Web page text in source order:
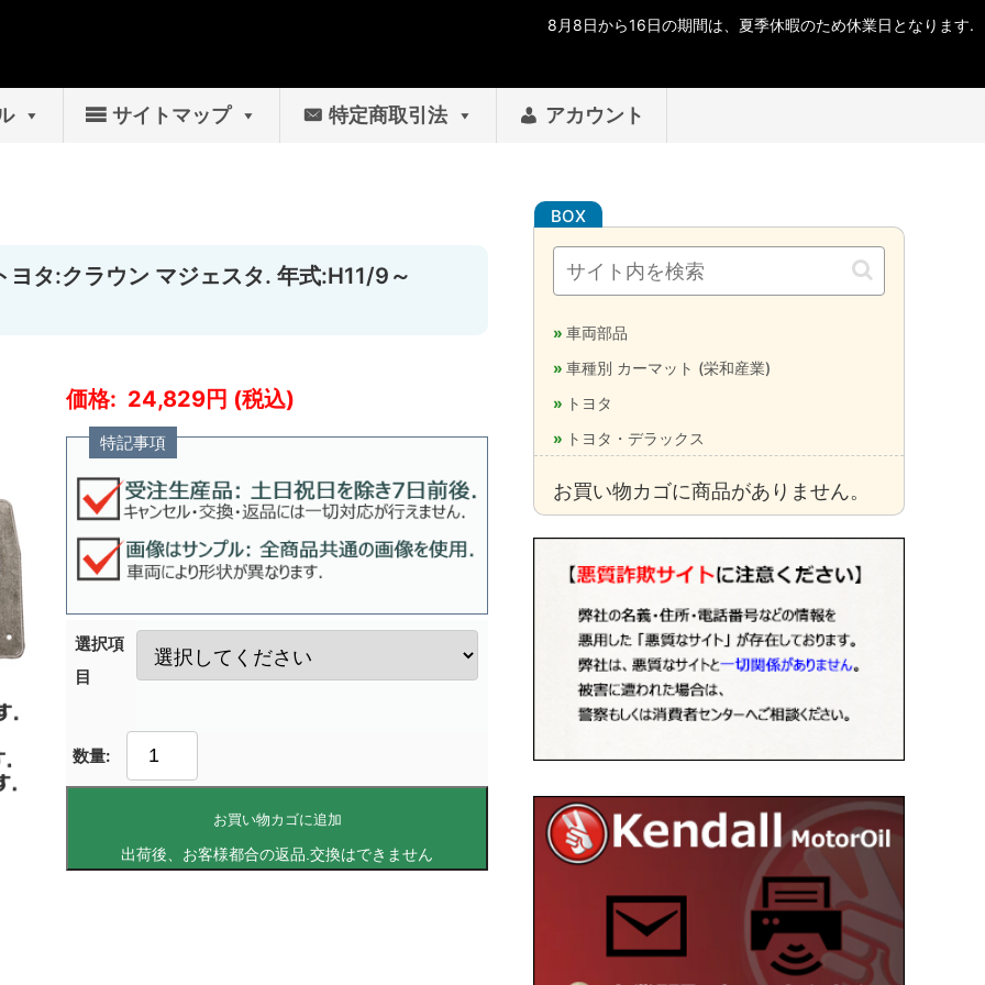
サイトマップ 特定商取引法 アカウント
タ:クラウン マジェスタ. 年式:H11/9～
24,829
特記事項
選択項
目
お買い物カゴに追加
車両部品
車種別 カーマット (栄和産業)
トヨタ
トヨタ・デラックス
お買い物カゴに商品がありません。